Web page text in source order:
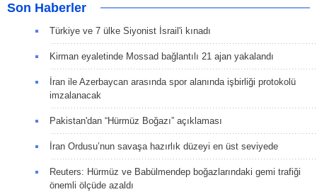
Son Haberler
Türkiye ve 7 ülke Siyonist İsrail'i kınadı
Kirman eyaletinde Mossad bağlantılı 21 ajan yakalandı
İran ile Azerbaycan arasında spor alanında işbirliği protokolü
imzalanacak
Pakistan'dan “Hürmüz Boğazı” açıklaması
İran Ordusu’nun savaşa hazırlık düzeyi en üst seviyede
Reuters: Hürmüz ve Babülmendep boğazlarındaki gemi trafiği
önemli ölçüde azaldı